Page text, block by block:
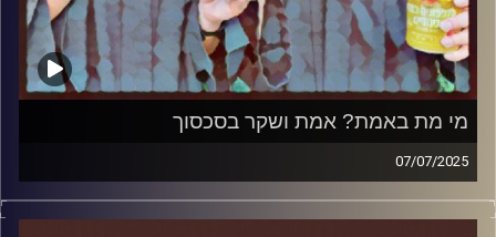
מי מת באמת? אמת ושקר בסכסוך
07/07/2025
המערכת הפוליטית על ספת הפסיכולוג, עם פרופסור בועז בן-
דוד ופרופסור גלעד הירשברגר